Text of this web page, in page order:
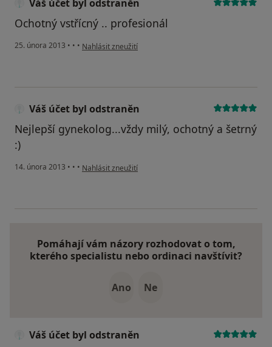
Váš účet byl odstraněn
Ochotný vstřícný .. profesionál
25. února 2013 • • • podle názoru uživatele Váš účet byl odstraněn
Nahlásit zneužití
Váš účet byl odstraněn
Nejlepší gynekolog...vždy milý, ochotný a šetrný
:)
14. února 2013 • • • podle názoru uživatele Váš účet byl odstraněn
Nahlásit zneužití
Pomáhají vám názory rozhodovat o tom,
kterého specialistu nebo ordinaci navštívit?
Ano Ne
Váš účet byl odstraněn